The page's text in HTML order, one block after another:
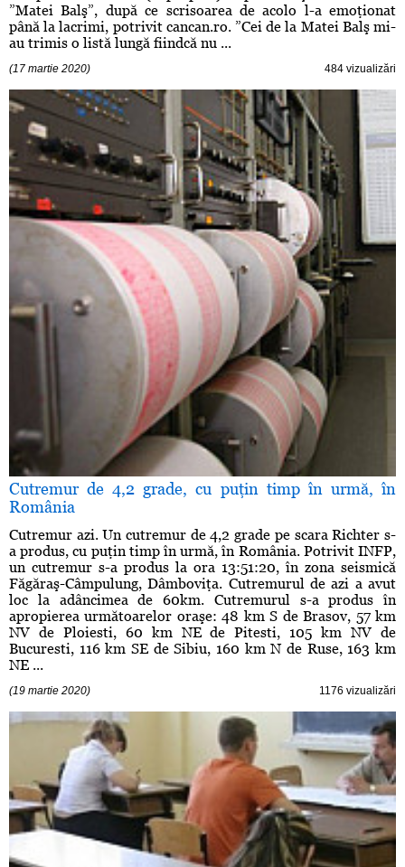
”Matei Balş”, după ce scrisoarea de acolo l-a emoţionat
până la lacrimi, potrivit cancan.ro. ”Cei de la Matei Balş mi-
au trimis o listă lungă fiindcă nu ...
(17 martie 2020) 484 vizualizări
Cutremur de 4,2 grade, cu puţin timp în urmă, în
România
Cutremur azi. Un cutremur de 4,2 grade pe scara Richter s-
a produs, cu puţin timp în urmă, în România. Potrivit INFP,
un cutremur s-a produs la ora 13:51:20, în zona seismică
Făgăraş-Câmpulung, Dâmboviţa. Cutremurul de azi a avut
loc la adâncimea de 60km. Cutremurul s-a produs în
apropierea următoarelor oraşe: 48 km S de Brasov, 57 km
NV de Ploiesti, 60 km NE de Pitesti, 105 km NV de
Bucuresti, 116 km SE de Sibiu, 160 km N de Ruse, 163 km
NE ...
(19 martie 2020) 1176 vizualizări